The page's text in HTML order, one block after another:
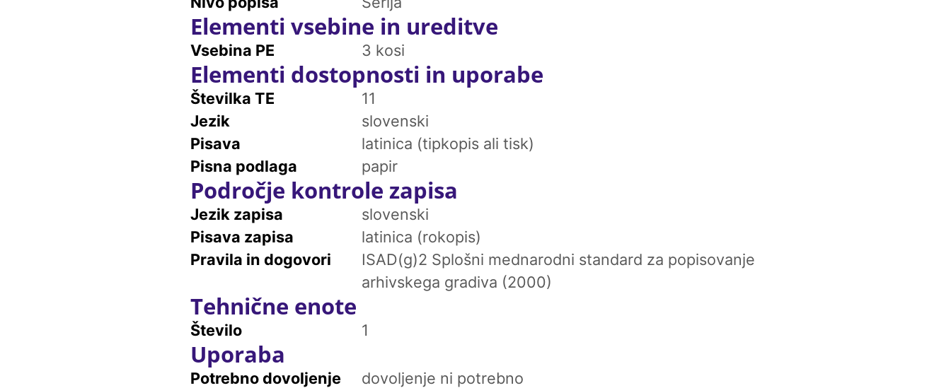
Elementi vsebine in ureditve
Vsebina PE 3 kosi
Elementi dostopnosti in uporabe
Številka TE
11
Jezik
slovenski
Pisava
latinica (tipkopis ali tisk)
Pisna podlaga
papir
Področje kontrole zapisa
Jezik zapisa
slovenski
Pisava zapisa
latinica (rokopis)
Pravila in dogovori
ISAD(g)2 Splošni mednarodni standard za popisovanje
arhivskega gradiva (2000)
Tehnične enote
Število 1
Uporaba
Potrebno dovoljenje
dovoljenje ni potrebno